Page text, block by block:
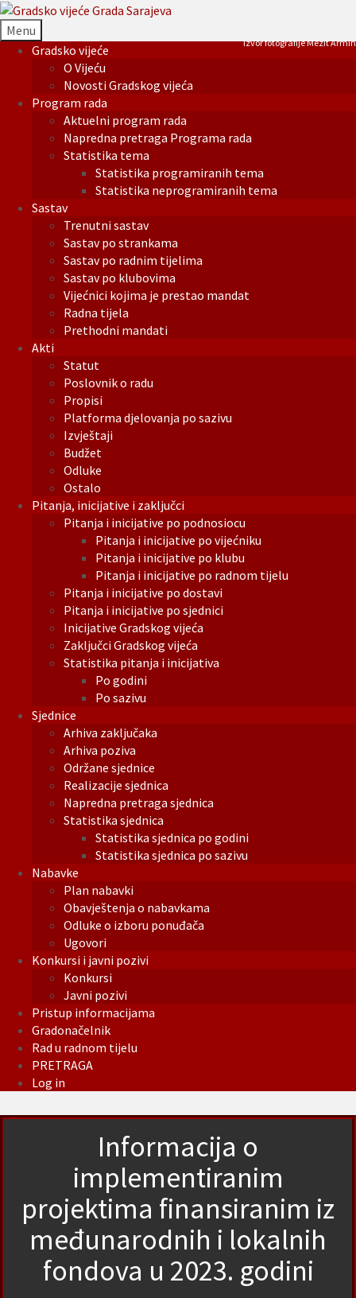
Menu
Gradsko vijeće
O Vijeću
Novosti Gradskog vijeća
Program rada
Aktuelni program rada
Napredna pretraga Programa rada
Statistika tema
Statistika programiranih tema
Statistika neprogramiranih tema
Sastav
Trenutni sastav
Sastav po strankama
Sastav po radnim tijelima
Sastav po klubovima
Vijećnici kojima je prestao mandat
Radna tijela
Prethodni mandati
Akti
Statut
Poslovnik o radu
Propisi
Platforma djelovanja po sazivu
Izvještaji
Budžet
Odluke
Ostalo
Pitanja, inicijative i zaključci
Pitanja i inicijative po podnosiocu
Pitanja i inicijative po vijećniku
Pitanja i inicijative po klubu
Pitanja i inicijative po radnom tijelu
Pitanja i inicijative po dostavi
Pitanja i inicijative po sjednici
Inicijative Gradskog vijeća
Zaključci Gradskog vijeća
Statistika pitanja i inicijativa
Po godini
Po sazivu
Sjednice
Arhiva zaključaka
Arhiva poziva
Održane sjednice
Realizacije sjednica
Napredna pretraga sjednica
Statistika sjednica
Statistika sjednica po godini
Statistika sjednica po sazivu
Nabavke
Plan nabavki
Obavještenja o nabavkama
Odluke o izboru ponuđača
Ugovori
Konkursi i javni pozivi
Konkursi
Javni pozivi
Pristup informacijama
Gradonačelnik
Rad u radnom tijelu
PRETRAGA
Log in
Izvor fotografije Mezit Armin
Informacija o
implementiranim
projektima finansiranim iz
međunarodnih i lokalnih
fondova u 2023. godini